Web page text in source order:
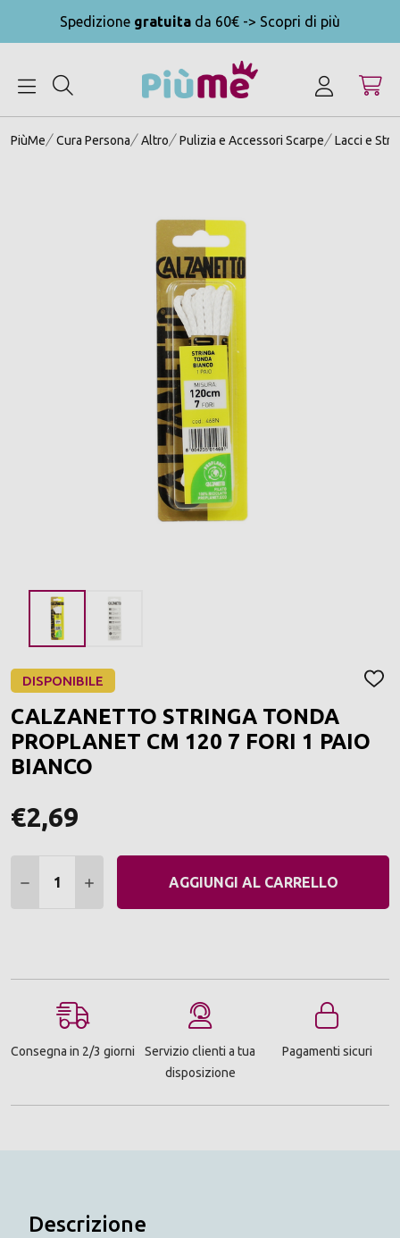
Spedizione gratuita da 60€ -> Scopri di più
PiùMe Cura Persona Altro Pulizia e Accessori Scarpe Lacci e
DISPONIBILE
CALZANETTO STRINGA TONDA
PROPLANET CM 120 7 FORI 1 PAIO
BIANCO
€2,69
DIMINUIRE QUANTITÀ:
AUMENTARE QUANTITÀ:
AGGIUNGI AL CARRELLO
Consegna in 2/3 giorni
Servizio clienti a tua
disposizione
Pagamenti sicuri
Descrizione